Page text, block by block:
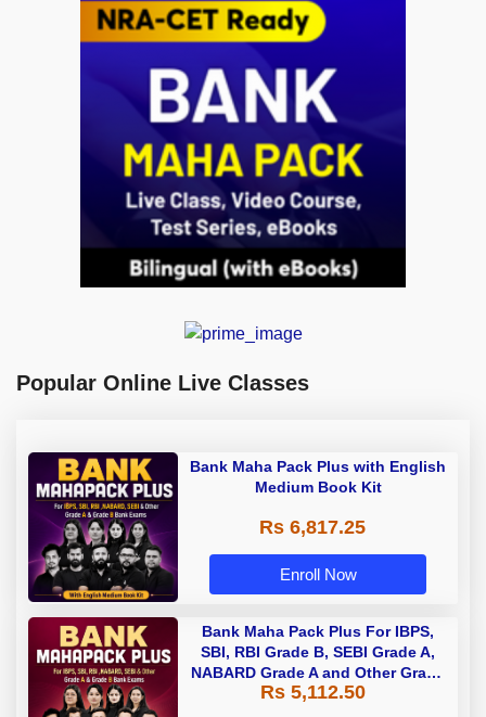
Popular Online Live Classes
Bank Maha Pack Plus with English
Medium Book Kit
Rs 6,817.25
Enroll Now
Bank Maha Pack Plus For IBPS,
SBI, RBI Grade B, SEBI Grade A,
NABARD Grade A and Other Grade
A & Grade B Bank Exams
Rs 5,112.50